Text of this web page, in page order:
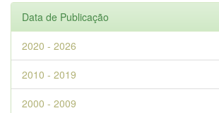
Data de Publicação
2020 - 2026
2010 - 2019
2000 - 2009